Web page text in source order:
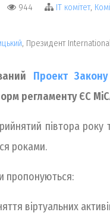
944 IT комiтет,
, Президент
Проект
регламенту ЄС
півтора року
роками.
пропонуються:
віртуальних